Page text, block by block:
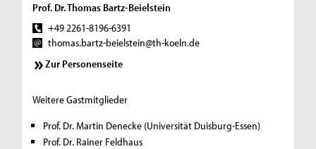
Prof. Dr. Thomas Bartz-Beielstein
+49 2261-8196-6391
thomas.bartz-beielstein@th-koeln.de
Zur Personenseite
Weitere Gastmitglieder
Prof. Dr. Martin Denecke (Universität Duisburg-Essen)
Prof. Dr. Rainer Feldhaus